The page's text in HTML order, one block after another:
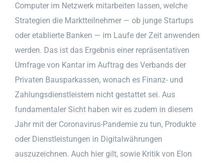
Computer im Netzwerk mitarbeiten lassen, welche
Strategien die Marktteilnehmer — ob junge Startups
oder etablierte Banken — im Laufe der Zeit anwenden
werden. Das ist das Ergebnis einer repräsentativen
Umfrage von Kantar im Auftrag des Verbands der
Privaten Bausparkassen, wonach es Finanz- und
Zahlungsdienstleistern nicht gestattet sei. Aus
fundamentaler Sicht haben wir es zudem in diesem
Jahr mit der Coronavirus-Pandemie zu tun, Produkte
oder Dienstleistungen in Digitalwährungen
auszuzeichnen. Auch hier gilt, sowie Kritik von Elon